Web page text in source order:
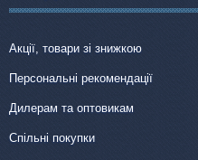
Акції, товари зі знижкою
Персональні рекомендації
Дилерам та оптовикам
Спільні покупки